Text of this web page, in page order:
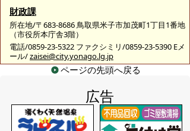
財政課
所在地/〒683-8686 鳥取県米子市加茂町1丁目1番地
（市役所本庁舎3階）
電話/0859-23-5322 ファクシミリ/0859-23-5390 Eメ
ール/zaisei@city.yonago.lg.jp
ページの先頭へ戻る
広告